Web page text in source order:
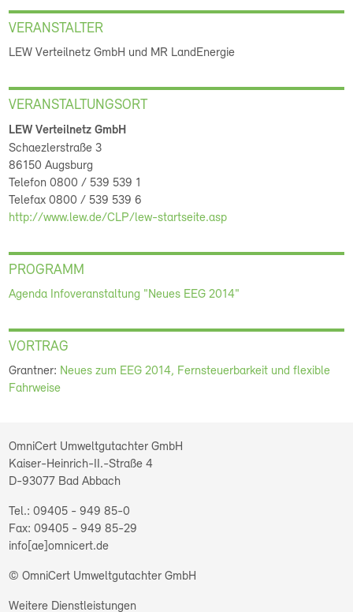
VERANSTALTER
LEW Verteilnetz GmbH und MR LandEnergie
VERANSTALTUNGSORT
LEW Verteilnetz GmbH
Schaezlerstraße 3
86150 Augsburg
Telefon 0800 / 539 539 1
Telefax 0800 / 539 539 6
http://www.lew.de/CLP/lew-startseite.asp
PROGRAMM
Agenda Infoveranstaltung "Neues EEG 2014"
VORTRAG
Grantner: Neues zum EEG 2014, Fernsteuerbarkeit und flexible
Fahrweise
OmniCert Umweltgutachter GmbH
Kaiser-Heinrich-II.-Straße 4
D-93077 Bad Abbach
09405 - 949 85-0
09405 - 949 85-29
info[ae]omnicert.de
© OmniCert Umweltgutachter GmbH
Weitere Dienstleistungen